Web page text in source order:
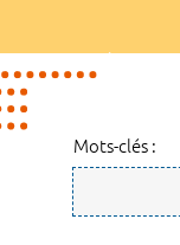
Mots-clés :